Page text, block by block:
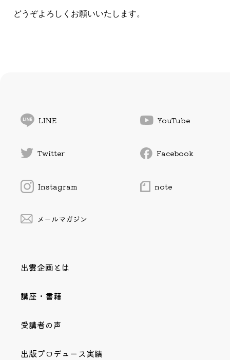
どうぞよろしくお願いいたします。
LINE YouTube
Twitter Facebook
Instagram note
メールマガジン
出雲企画とは
講座・書籍
受講者の声
出版プロデュース実績